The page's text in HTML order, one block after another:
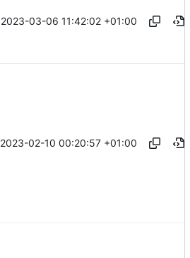
2023-03-06 11:42:02 +01:00
2023-02-10 00:20:57 +01:00